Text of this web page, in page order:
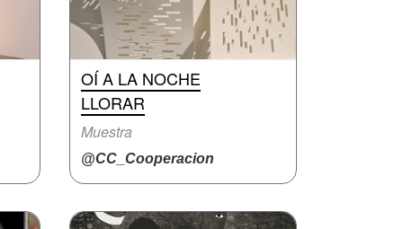
OÍ A LA NOCHE
LLORAR
Muestra
@CC_Cooperacion